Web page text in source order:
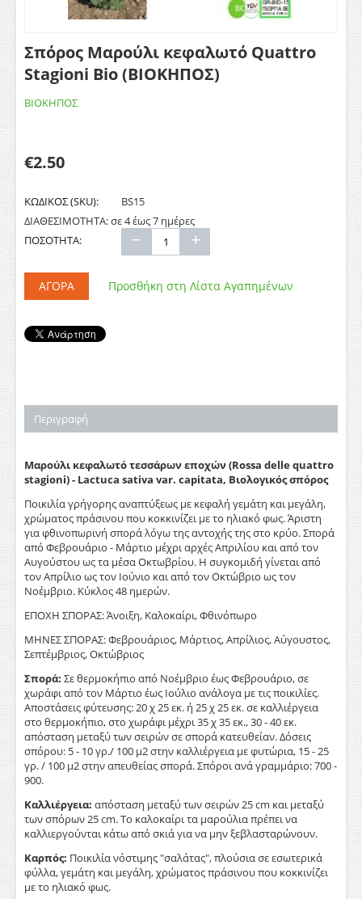
Σπόρος Μαρούλι κεφαλωτό Quattro
Stagioni Bio (ΒΙΟΚΗΠΟΣ)
ΒΙΟΚΗΠΟΣ
€2.50
ΚΩΔΙΚΟΣ (SKU):
BS15
ΔΙΑΘΕΣΙΜΟΤΗΤΑ:σε 4 έως 7 ημέρες
ΠΟΣΟΤΗΤΑ:
+
−
ΑΓΟΡΆ Προσθήκη στη Λίστα Αγαπημένων
Περιγραφή
Μαρούλι κεφαλωτό τεσσάρων εποχών (Rossa delle quattro
stagioni) - Lactuca sativa var. capitata, Βιολογικός σπόρος
Ποικιλία γρήγορης αναπτύξεως με κεφαλή γεμάτη και μεγάλη,
χρώματος πράσινου που κοκκινίζει με το ηλιακό φως. Άριστη
για φθινοπωρινή σπορά λόγω της αντοχής της στο κρύο. Σπορά
από Φεβρουάριο - Μάρτιο μέχρι αρχές Απριλίου και από τον
Αυγούστου ως τα μέσα Οκτωβρίου. Η συγκομιδή γίνεται από
τον Απρίλιο ως τον Ιούνιο και από τον Οκτώβριο ως τον
Νοέμβριο. Κύκλος 48 ημερών.
ΕΠΟΧΗ ΣΠΟΡΑΣ: Άνοιξη, Καλοκαίρι, Φθινόπωρο
ΜΗΝΕΣ ΣΠΟΡΑΣ: Φεβρουάριος, Μάρτιος, Απρίλιος, Αύγουστος,
Σεπτέμβριος, Οκτώβριος
Σπορά: Σε θερμοκήπιο από Νοέμβριο έως Φεβρουάριο, σε
χωράφι από τον Μάρτιο έως Ιούλιο ανάλογα με τις ποικιλίες.
Αποστάσεις φύτευσης: 20 χ 25 εκ. ή 25 χ 25 εκ. σε καλλιέργεια
στο θερμοκήπιο, στο χωράφι μέχρι 35 χ 35 εκ., 30 - 40 εκ.
απόσταση μεταξύ των σειρών σε σπορά κατευθείαν. Δόσεις
σπόρου: 5 - 10 γρ./ 100 μ2 στην καλλιέργεια με φυτώρια, 15 - 25
γρ. / 100 μ2 στην απευθείας σπορά. Σπόροι ανά γραμμάριο: 700 -
900.
Καλλιέργεια: απόσταση μεταξύ των σειρών 25 cm και μεταξύ
των σπόρων 25 cm. Το καλοκαίρι τα μαρούλια πρέπει να
καλλιεργούνται κάτω από σκιά για να μην ξεβλασταρώνουν.
Καρπός: Ποικιλία νόστιμης "σαλάτας", πλούσια σε εσωτερικά
φύλλα, γεμάτη και μεγάλη, χρώματος πράσινου που κοκκινίζει
με το ηλιακό φως.